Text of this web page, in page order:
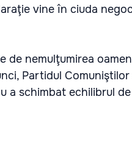
vine în ciuda
de nemulţumirea
Partidul
a schimbat echilibrul